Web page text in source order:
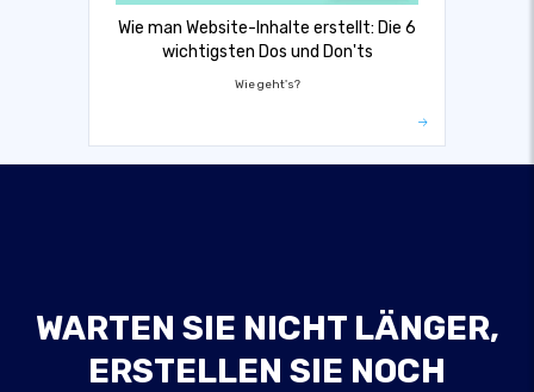
Wie man Website-Inhalte erstellt: Die 6
wichtigsten Dos und Don'ts
Wie geht's?
WARTEN SIE NICHT LÄNGER,
ERSTELLEN SIE NOCH